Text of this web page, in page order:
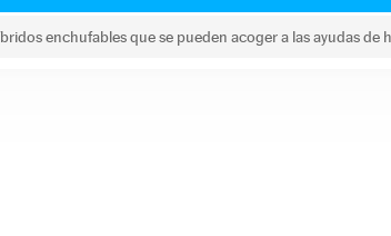
enchufables que se pueden acoger a las ayudas de